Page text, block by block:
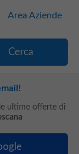
Area Aziende
ultime offerte di